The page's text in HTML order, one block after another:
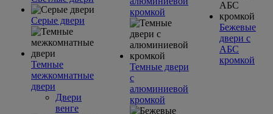
Серые двери
Темные
межкомнатные
двери
Двери
венге
кромкой
Темные двери
с
алюминиевой
кромкой
Бежевые
двери с
АБС
кромкой